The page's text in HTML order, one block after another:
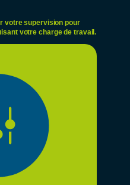
votre supervision pour
votre charge de travail.